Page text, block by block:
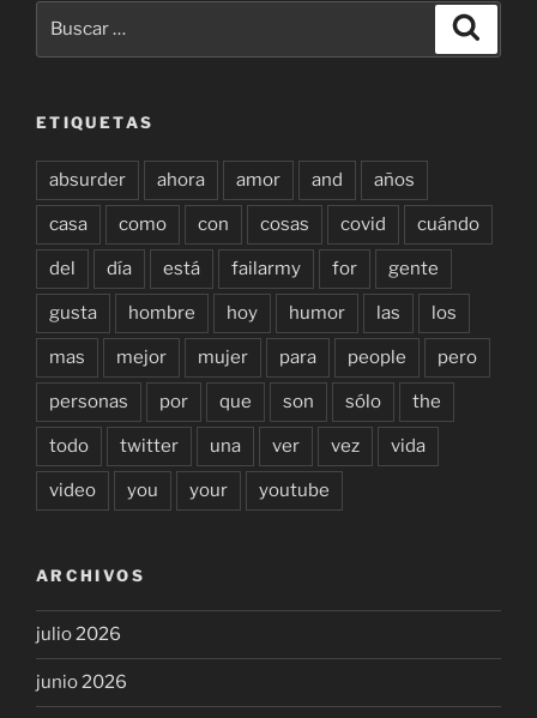
ETIQUETAS
absurder ahora amor and años
casa como con cosas covid cuándo
del día está failarmy for gente
gusta hombre hoy humor las los
mas mejor mujer para people pero
personas por que son sólo the
todo twitter una ver vez vida
video you your youtube
ARCHIVOS
julio 2026
junio 2026